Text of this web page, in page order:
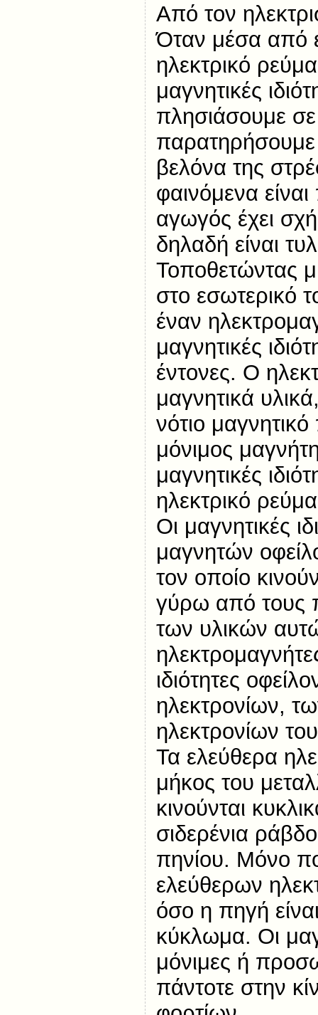
Από τον
Όταν μέσα από
ηλεκτρικό
μαγνητικές
πλησιάσουμε
παρατηρήσουμε
βελόνα της
φαινόμενα
αγωγός έχει
δηλαδή είναι
Τοποθετώντας
στο εσωτερικό
έναν
μαγνητικές
έντονες. Ο
μαγνητικά
νότιο
μόνιμος
μαγνητικές
ηλεκτρικό
Οι μαγνητικές
μαγνητών
τον οποίο
γύρω από τους
των υλικών
ιδιότητες
ηλεκτρονίων,
ηλεκτρονίων
Τα ελεύθερα
μήκος του
κινούνται
σιδερένια
πηνίου. Μόνο
ελεύθερων
όσο η πηγή
κύκλωμα. Οι
μόνιμες ή
πάντοτε στην